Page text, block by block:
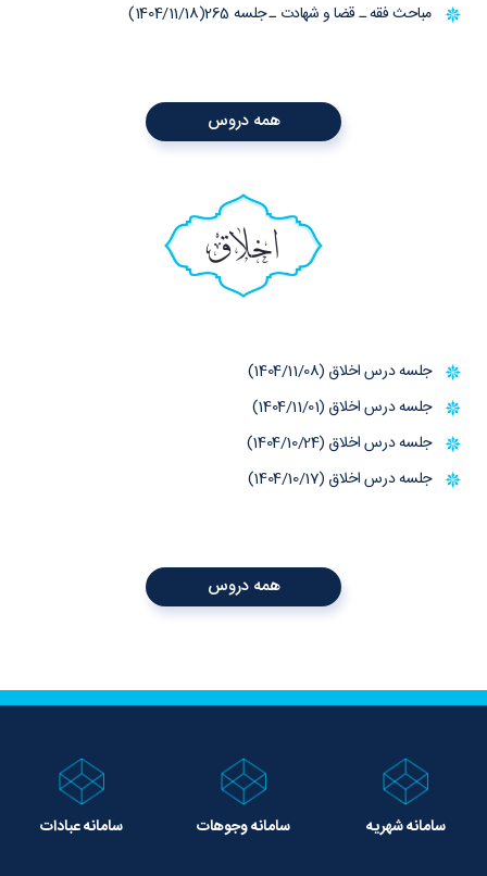
مباحث فقه ـ قضا و شهادت ـ جلسه 265(1404/11/18)
همه دروس
اخلاق
جلسه درس اخلاق (1404/11/08)
جلسه درس اخلاق (1404/11/01)
جلسه درس اخلاق (1404/10/24)
جلسه درس اخلاق (1404/10/17)
همه دروس
سامانه شهریه سامانه وجوهات سامانه عبادات